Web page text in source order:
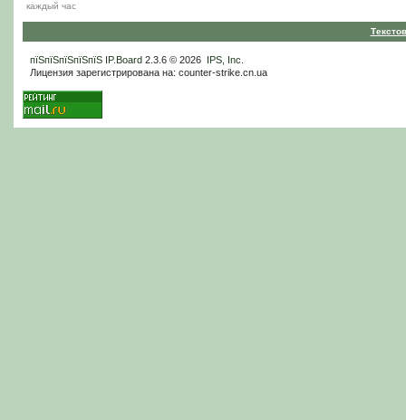
каждый час
пїЅпїЅпїЅпїЅпїЅ IP.Board2.3.6 © 2026 IPS, Inc
Лицензия зарегистрирована на: counter-strike.cn.ua